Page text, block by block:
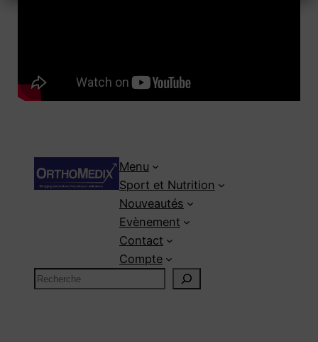
Menu
Sport et Nutrition
Nouveautés
Evènement
Contact
Compte